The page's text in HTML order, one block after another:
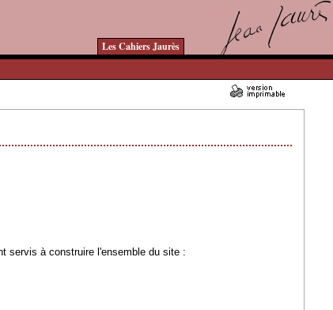
Les Cahiers Jaurès
servis à construire l'ensemble du site :